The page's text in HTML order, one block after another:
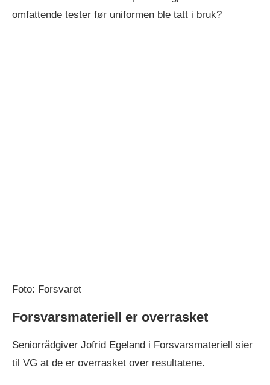
omfattende tester før uniformen ble tatt i bruk?
Foto: Forsvaret
Forsvarsmateriell er overrasket
Seniorrådgiver Jofrid Egeland i Forsvarsmateriell sier
til VG at de er overrasket over resultatene.